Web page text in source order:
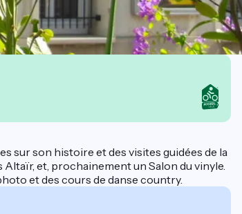
sur son histoire et des visites guidées de la
et, prochainement un Salon du vinyle.
et des cours de danse country.